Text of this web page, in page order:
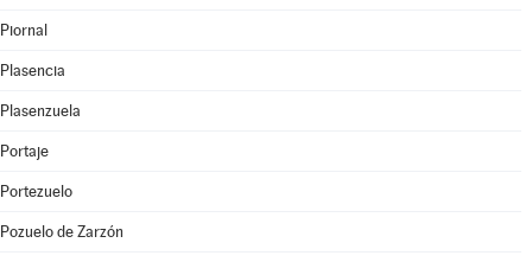
Piornal
Plasencia
Plasenzuela
Portaje
Portezuelo
Pozuelo de Zarzón